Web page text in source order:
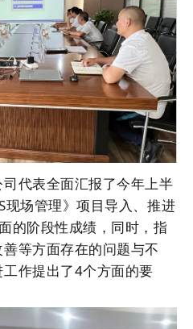
代表全面汇报了今年上半
场管理》项目导入、推进
的阶段性成绩，同时，指
等方面存在的问题与不
作提出了4个方面的要